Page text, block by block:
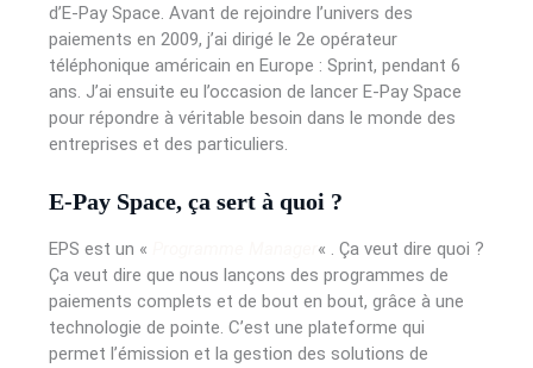
d’E-Pay Space. Avant de rejoindre l’univers des
paiements en 2009, j’ai dirigé le 2e opérateur
téléphonique américain en Europe : Sprint, pendant 6
ans. J’ai ensuite eu l’occasion de lancer E-Pay Space
pour répondre à véritable besoin dans le monde des
entreprises et des particuliers.
E-Pay Space, ça sert à quoi ?
EPS est un «
« . Ça veut dire quoi ?
Ça veut dire que nous lançons des programmes de
paiements complets et de bout en bout, grâce à une
technologie de pointe. C’est une plateforme qui
permet l’émission et la gestion des solutions de